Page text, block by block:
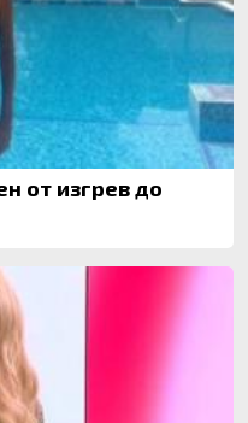
от изгрев до